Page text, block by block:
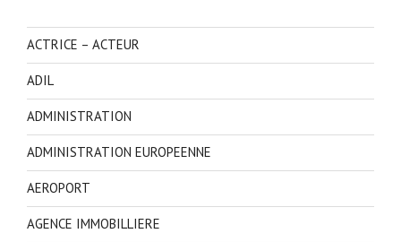
ACTRICE – ACTEUR
ADIL
ADMINISTRATION
ADMINISTRATION EUROPEENNE
AEROPORT
AGENCE IMMOBILLIERE